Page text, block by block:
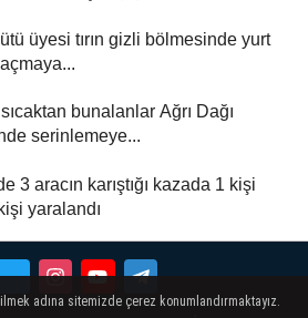
üyesi tırın gizli bölmesinde yurt
sıcaktan bunalanlar Ağrı Dağı
serinlemeye...
3 aracın karıştığı kazada 1 kişi
yaralandı
adına sitemizde çerez konumlandırmaktayız.